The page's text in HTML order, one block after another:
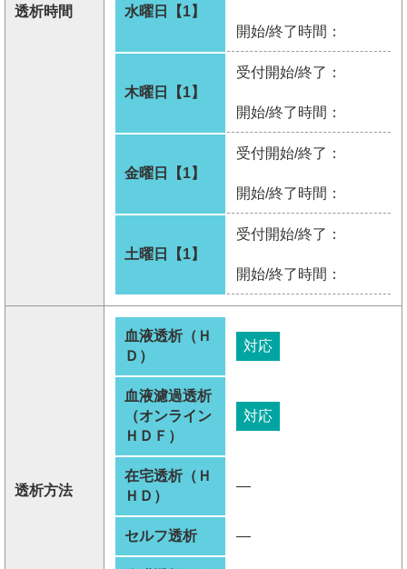
透析時間 水曜日【1】
開始/終了時間：
木曜日【1】
受付開始/終了：
開始/終了時間：
金曜日【1】
受付開始/終了：
開始/終了時間：
土曜日【1】
受付開始/終了：
開始/終了時間：
透析方法
血液透析（Ｈ
Ｄ）
対応
血液濾過透析
（オンライン
ＨＤＦ）
対応
在宅透析（Ｈ
ＨＤ）
―
セルフ透析 ―